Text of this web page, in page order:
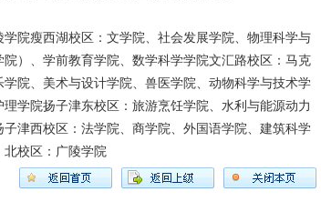
院瘦西湖校区：文学院、社会发展学院、物理科学与
）、学前教育学院、数学科学学院文汇路校区：马克
院、美术与设计学院、兽医学院、动物科学与技术学
学院扬子津东校区：旅游烹饪学院、水利与能源动力
津西校区：法学院、商学院、外国语学院、建筑科学
校区：广陵学院